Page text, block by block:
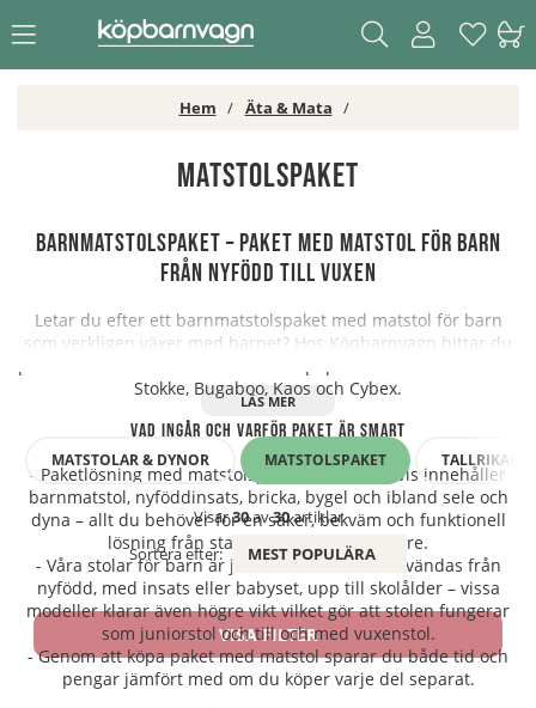
Hem Äta & Mata
Matstolspaket
Barnmatstolspaket – paket med matstol för barn
från nyfödd till vuxen
Letar du efter ett barnmatstolspaket med matstol för barn
som verkligen växer med barnet? Hos Köpbarnvagn hittar du
Stokke, Bugaboo, Kaos och Cybex.
Vad ingår och varför paket är smart
- Paketlösning med matstolspaket som vanligtvis innehåller
barnmatstol, nyföddinsats, bricka, bygel och ibland sele och
dyna – allt du behöver för en säker, bekväm och funktionell
lösning från start tills barnet blir större.
- Våra stolar för barn är justerbara och kan användas från
nyfödd, med insats eller babyset, upp till skolålder – vissa
modeller klarar även högre vikt vilket gör att stolen fungerar
som juniorstol och till och med vuxenstol.
- Genom att köpa paket med matstol sparar du både tid och
pengar jämfört med om du köper varje del separat.
MATSTOLAR & DYNOR MATSTOLSPAKET TALLRIKAR &
Visar30av30artiklar
Sortera efter:
MEST POPULÄRA
VISA FILTER